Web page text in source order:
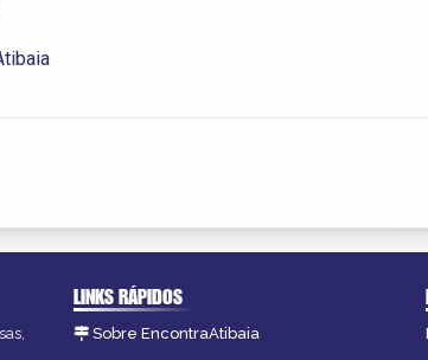
LINKS RÁPIDOS
Sobre EncontraAtibaia